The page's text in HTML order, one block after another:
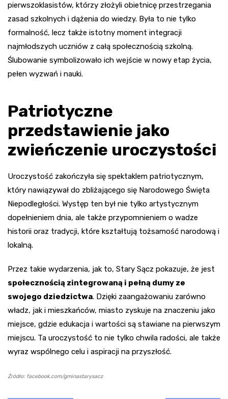
pierwszoklasistów, którzy złożyli obietnicę przestrzegania
zasad szkolnych i dążenia do wiedzy. Była to nie tylko
formalność, lecz także istotny moment integracji
najmłodszych uczniów z całą społecznością szkolną.
Ślubowanie symbolizowało ich wejście w nowy etap życia,
pełen wyzwań i nauki.
Patriotyczne
przedstawienie jako
zwieńczenie uroczystości
Uroczystość zakończyła się spektaklem patriotycznym,
który nawiązywał do zbliżającego się Narodowego Święta
Niepodległości. Występ ten był nie tylko artystycznym
dopełnieniem dnia, ale także przypomnieniem o wadze
historii oraz tradycji, które kształtują tożsamość narodową i
lokalną.
Przez takie wydarzenia, jak to, Stary Sącz pokazuje, że jest
społecznością zintegrowaną i pełną dumy ze
swojego dziedzictwa. Dzięki zaangażowaniu zarówno
władz, jak i mieszkańców, miasto zyskuje na znaczeniu jako
miejsce, gdzie edukacja i wartości są stawiane na pierwszym
miejscu. Ta uroczystość to nie tylko chwila radości, ale także
wyraz wspólnego celu i aspiracji na przyszłość.
Źródło: facebook.com/gminastarysacz